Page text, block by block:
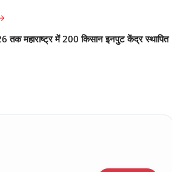
तक महाराष्ट्र में 200 किसान इनपुट केंद्र स्थापित